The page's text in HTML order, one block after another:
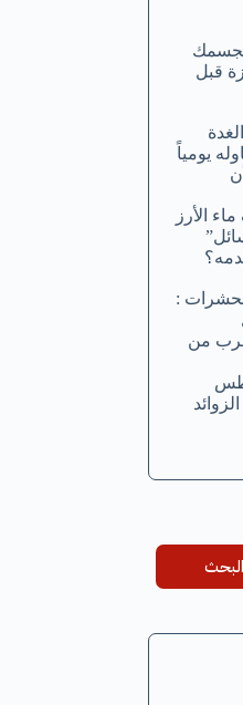
قبل
يومياً
الأرز
:
من
البحث